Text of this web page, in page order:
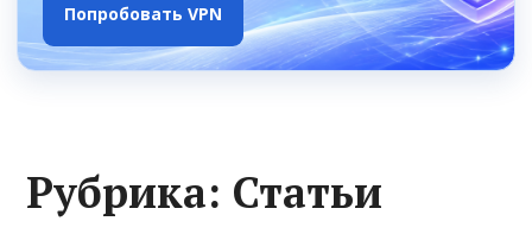
Попробовать VPN
Рубрика: Статьи